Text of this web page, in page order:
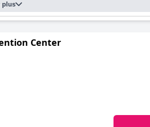
plus
Center